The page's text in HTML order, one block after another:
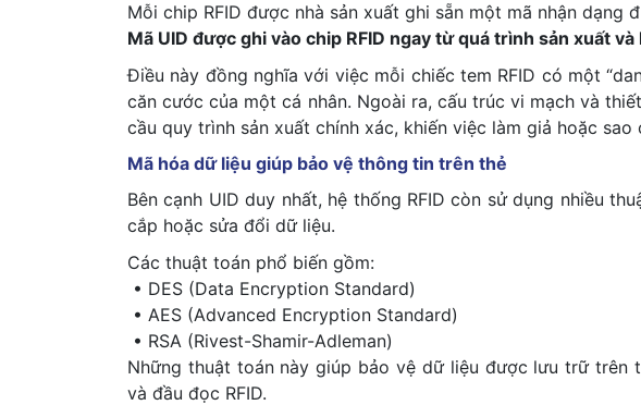
Mỗi chip RFID được nhà sản xuất ghi sẵn một mã nhận dạng
Mã UID được ghi vào chip RFID ngay từ quá trình sản xuất
Điều này đồng nghĩa với việc mỗi chiếc tem RFID có một
căn cước của một cá nhân. Ngoài ra, cấu trúc vi mạch và
cầu quy trình sản xuất chính xác, khiến việc làm giả hoặc
Mã hóa dữ liệu giúp bảo vệ thông tin trên thẻ
Bên cạnh UID duy nhất, hệ thống RFID còn sử dụng nhiều
cắp hoặc sửa đổi dữ liệu.
Các thuật toán phổ biến gồm:
• DES (Data Encryption Standard)
• AES (Advanced Encryption Standard)
• RSA (Rivest-Shamir-Adleman)
Những thuật toán này giúp bảo vệ dữ liệu được lưu trữ trên
và đầu đọc RFID.